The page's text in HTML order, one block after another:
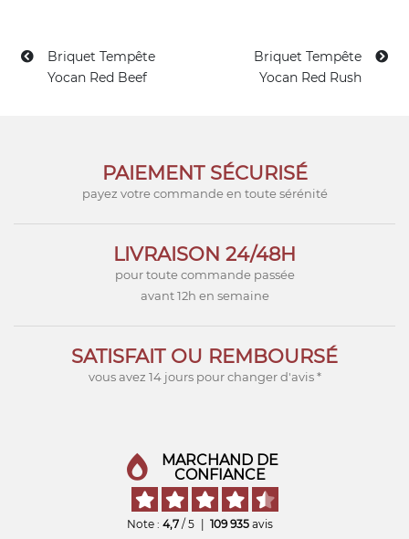
Briquet Tempête
Yocan Red Beef
Briquet Tempête
Yocan Red Rush
PAIEMENT SÉCURISÉ
payez votre commande en toute sérénité
LIVRAISON 24/48H
pour toute commande passée
avant 12h en semaine
SATISFAIT OU REMBOURSÉ
vous avez 14 jours pour changer d'avis *
MARCHAND DE
CONFIANCE
Note : 4,7 / 5 109 935 avis